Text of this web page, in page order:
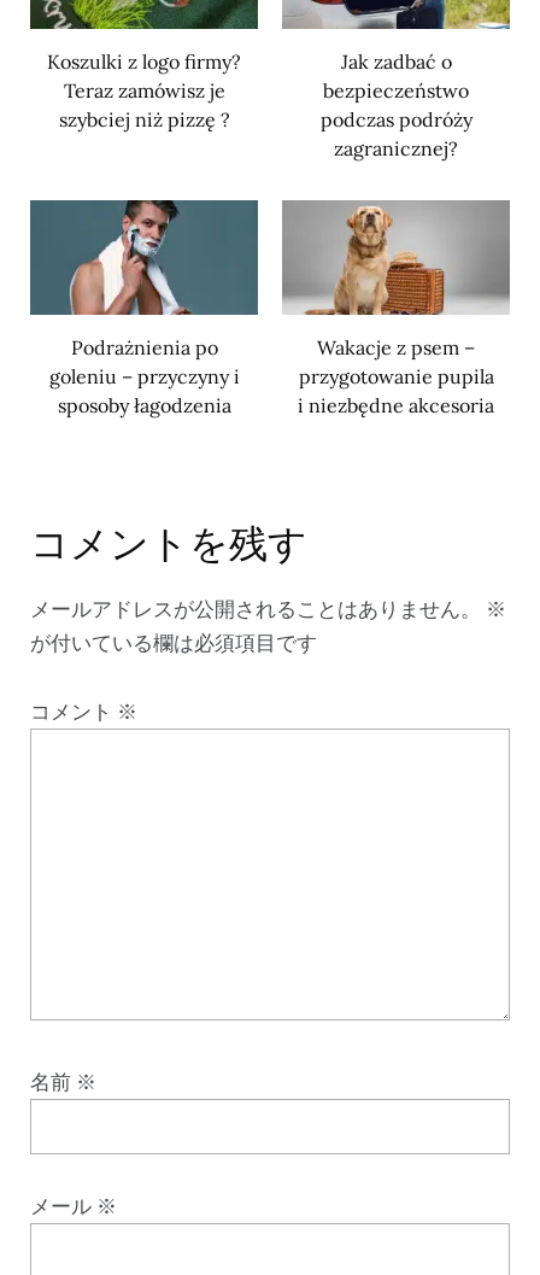
Koszulki z logo firmy?
Teraz zamówisz je
szybciej niż pizzę ?
Jak zadbać o
bezpieczeństwo
podczas podróży
zagranicznej?
Podrażnienia po
goleniu – przyczyny i
sposoby łagodzenia
Wakacje z psem –
przygotowanie pupila
i niezbędne akcesoria
コメントを残す
メールアドレスが公開されることはありません。
※
が付いている欄は必須項目です
コメント ※
名前 ※
メール ※